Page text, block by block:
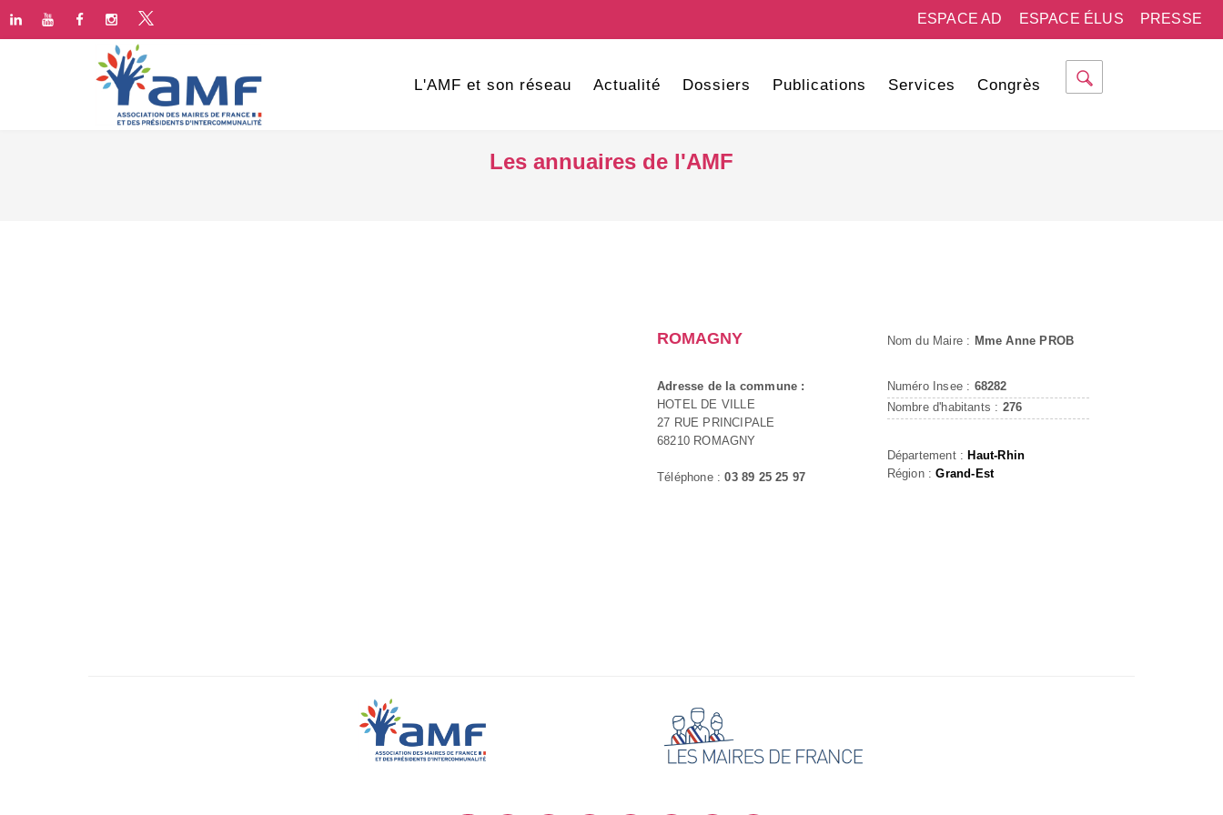
PRESSE
ESPACE ÉLUS
ESPACE AD
L'AMF et son réseau Actualité Dossiers Publications Services Congrès
Les annuaires de l'AMF
ROMAGNY
Adresse de la commune :
HOTEL DE VILLE
27 RUE PRINCIPALE
68210 ROMAGNY
Téléphone :03 89 25 25 97
Nom du Maire : Mme Anne PROB
Numéro Insee : 68282
Nombre d'habitants : 276
Département : Haut-Rhin
Région :Grand-Est